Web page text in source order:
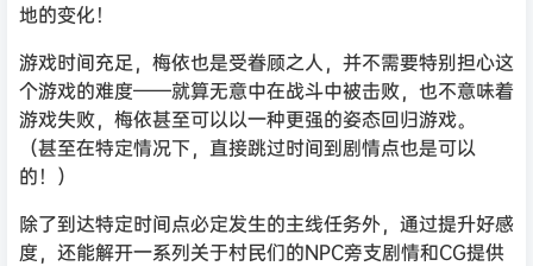
地的变化！
游戏时间充足，梅依也是受眷顾之人，并不需要特别担心这
个游戏的难度——就算无意中在战斗中被击败，也不意味着
游戏失败，梅依甚至可以以一种更强的姿态回归游戏。
（甚至在特定情况下，直接跳过时间到剧情点也是可以
的！）
除了到达特定时间点必定发生的主线任务外，通过提升好感
度，还能解开一系列关于村民们的NPC旁支剧情和CG提供